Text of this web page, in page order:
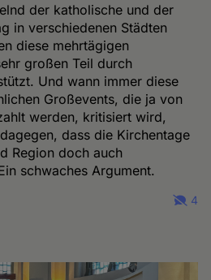
der katholische und der
in verschiedenen Städten
diese mehrtägigen
großen Teil durch
Und wann immer diese
Großevents, die ja von
werden, kritisiert wird,
dass die Kirchentage
Region doch auch
schwaches Argument.
4